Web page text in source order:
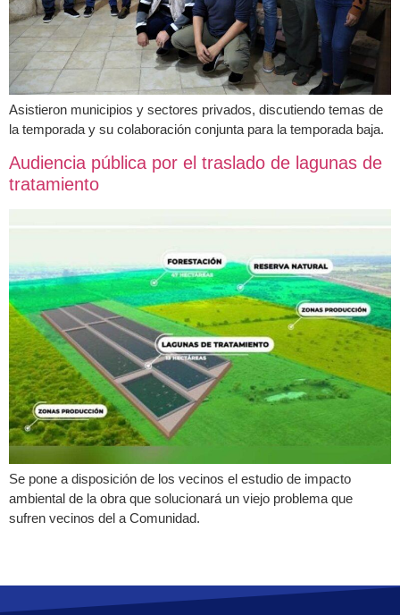
Asistieron municipios y sectores privados, discutiendo temas de
la temporada y su colaboración conjunta para la temporada baja.
Audiencia pública por el traslado de lagunas de
tratamiento
Se pone a disposición de los vecinos el estudio de impacto
ambiental de la obra que solucionará un viejo problema que
sufren vecinos del a Comunidad.